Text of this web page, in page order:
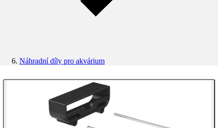
Náhradní díly pro akvárium